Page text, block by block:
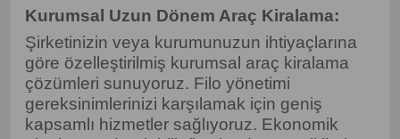
Kurumsal Uzun Dönem Araç Kiralama:
Şirketinizin veya kurumunuzun ihtiyaçlarına
göre özelleştirilmiş kurumsal araç kiralama
çözümleri sunuyoruz. Filo yönetimi
gereksinimlerinizi karşılamak için geniş
kapsamlı hizmetler sağlıyoruz. Ekonomik